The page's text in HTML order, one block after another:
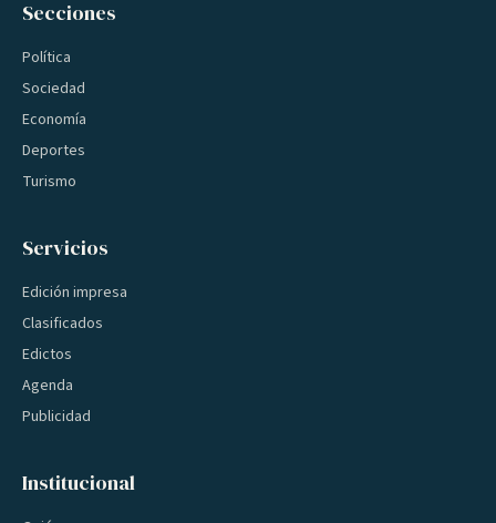
Secciones
Política
Sociedad
Economía
Deportes
Turismo
Servicios
Edición impresa
Clasificados
Edictos
Agenda
Publicidad
Institucional